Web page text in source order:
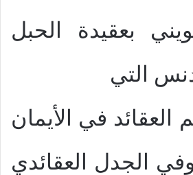
بعقيدة الحبل
دنس التي
في الأيمان
وفي الجدل العقائدي